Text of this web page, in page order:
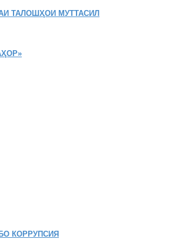
ТАЛОШҲОИ МУТТАСИЛ
КОРРУПСИЯ